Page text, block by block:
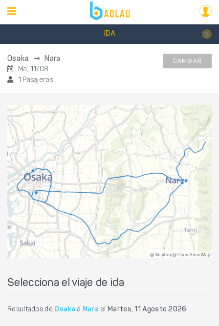
IDA
Osaka Nara
Ma, 11/08
1 Pasajeros
CAMBIAR
@ Mapbox @ OpenStreetMap
Selecciona el viaje de ida
Resultados de Osaka a Nara el Martes, 11 Agosto 2026